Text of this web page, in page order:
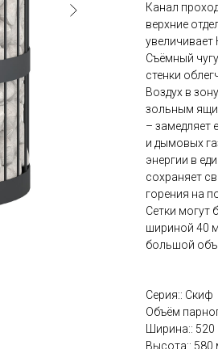
Канал
верхние
увеличивает
Съёмный
стенки
Воздух в
зольным
– замедляет
и дымовых
энергии в
сохраняет
горения на
Сетки могут
шириной 40
большой
Серия:: Скиф
Объём
Ширина::
Высота:: 580